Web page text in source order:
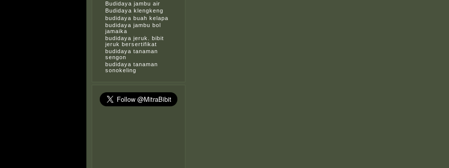
Budidaya jambu air
Budidaya klengkeng
budidaya buah kelapa
budidaya jambu bol
jamaika
budidaya jeruk. bibit
jeruk bersertifikat
budidaya tanaman
sengon
budidaya tanaman
sonokeling